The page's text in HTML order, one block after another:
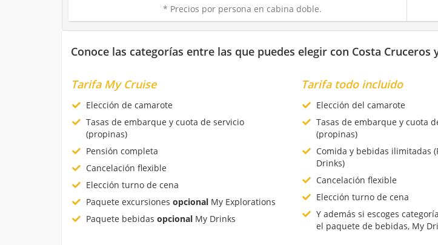
* Precios por persona en cabina doble.
Conoce las categorías entre las que puedes elegir con Costa Cruceros
Tarifa My Cruise
Elección de camarote
Tasas de embarque y cuota de servicio
(propinas)
Pensión completa
Cancelación flexible
Elección turno de cena
Paquete excursiones opcional My Explorations
Paquete bebidas opcional My Drinks
Tarifa todo incluido
Elección del camarote
Tasas de embarque y cuota
(propinas)
Comida y bebidas ilimitadas
Drinks)
Cancelación flexible
Elección turno de cena
Y además si escoges
el paquete de bebidas, My